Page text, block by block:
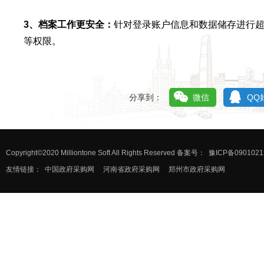
3、档案工作更安全： 针对登录账户信息和数据储存进行
等权限。
分享到： 微信 QQ
Copyright©2020 Milliontone Soft All Rights Reserved 备案号：
豫ICP备
友情链接：
中国政府采购网 河南省政府采购网 郑州市政府采购网